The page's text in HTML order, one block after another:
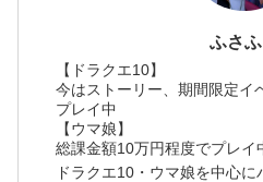
ふさ
【ドラクエ10】
今はストーリー、期間限定イ
プレイ中
【ウマ娘】
総課金額10万円程度でプレイ
ドラクエ10・ウマ娘を中心